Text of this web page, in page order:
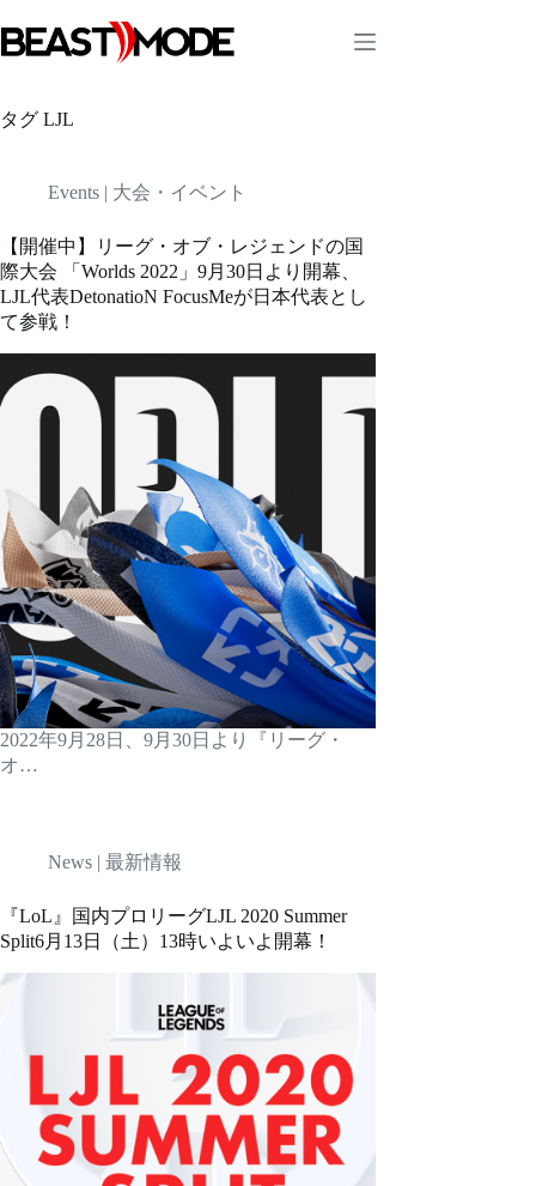
ン
テ
ツ
へ
プ
タグ LJL
Events | 大会・イベント
【開催中】リーグ・オブ・レジェンドの国
際大会 「Worlds 2022」9月30日より開幕、
LJL代表DetonatioN FocusMeが日本代表とし
て参戦！
2022年9月28日、9月30日より『リーグ・
オ…
News | 最新情報
『LoL』国内プロリーグLJL 2020 Summer
Split6月13日（土）13時いよいよ開幕！